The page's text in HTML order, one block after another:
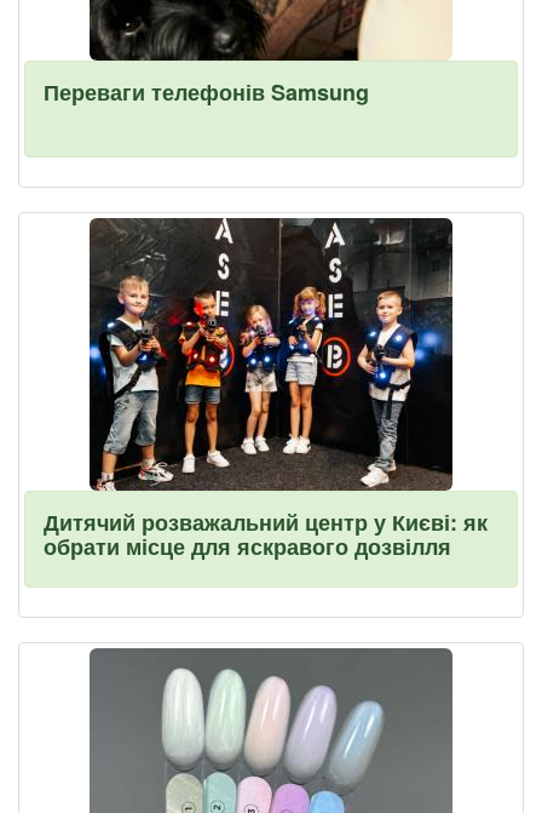
Переваги телефонів Samsung
Дитячий розважальний центр у Києві: як
обрати місце для яскравого дозвілля